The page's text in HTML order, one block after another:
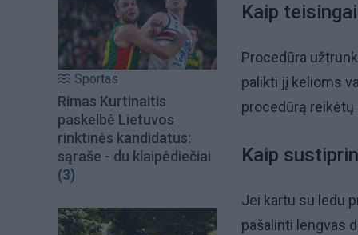
Sportas
Rimas Kurtinaitis
paskelbė Lietuvos
rinktinės kandidatus:
sąraše - du klaipėdiečiai
(3)
Kaip
Procedūra
palikti jį kelioms
procedūrą reikėtų
Kaip
Jei kartu su ledu
pašalinti lengvas